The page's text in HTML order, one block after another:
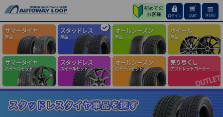
ログイン CART MENU
サマータイヤ
単品
スタッドレス
単品
オールシーズン
単品
ホイール
単品
サマータイヤ
ホイールセット
スタッドレス
ホイールセット
オールシーズン
ホイールセット
売り尽くし
アウトレットコーナー